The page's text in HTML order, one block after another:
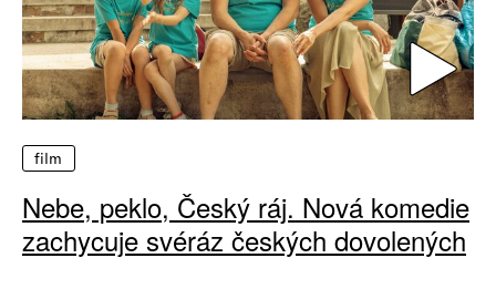
film
Nebe, peklo, Český ráj. Nová komedie
zachycuje svéráz českých dovolených